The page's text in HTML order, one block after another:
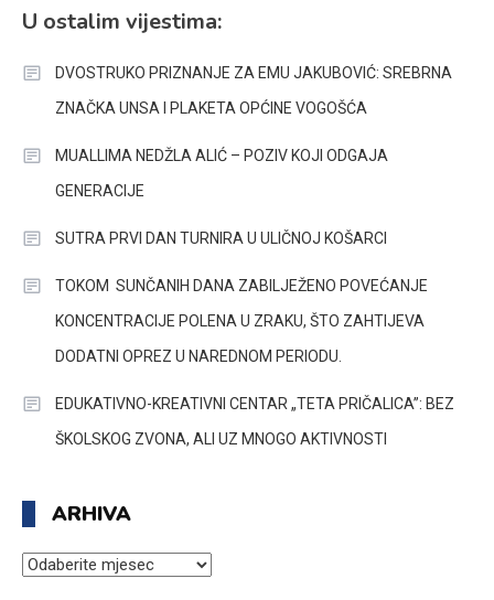
U ostalim vijestima:
DVOSTRUKO PRIZNANJE ZA EMU JAKUBOVIĆ: SREBRNA
ZNAČKA UNSA I PLAKETA OPĆINE VOGOŠĆA
MUALLIMA NEDŽLA ALIĆ – POZIV KOJI ODGAJA
GENERACIJE
SUTRA PRVI DAN TURNIRA U ULIČNOJ KOŠARCI
TOKOM SUNČANIH DANA ZABILJEŽENO POVEĆANJE
KONCENTRACIJE POLENA U ZRAKU, ŠTO ZAHTIJEVA
DODATNI OPREZ U NAREDNOM PERIODU.
EDUKATIVNO-KREATIVNI CENTAR „TETA PRIČALICA”: BEZ
ŠKOLSKOG ZVONA, ALI UZ MNOGO AKTIVNOSTI
ARHIVA
ARHIVA